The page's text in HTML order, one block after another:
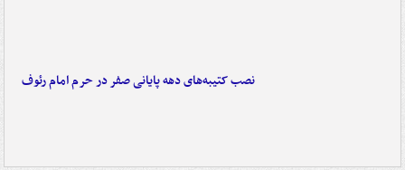
نصب کتیبه‌های دهه پایانی صفر در حرم امام رئوف